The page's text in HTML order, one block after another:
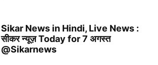
Sikar News in Hindi, Live News :
सीकर न्यूज़ Today for 7 अगस्त
@Sikarnews